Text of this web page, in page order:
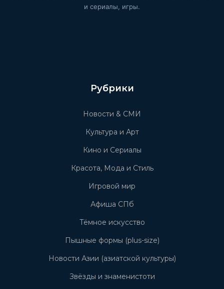
и сериалы, игры.
Рубрики
Новости & СМИ
Культура и Арт
Кино и Сериалы
Красота, Мода и Стиль
Игровой мир
Афиша СПб
Тёмное искусство
Пышные формы (plus-size)
Новости Азии (азиатской культуры)
Звёзды и знаменистоти